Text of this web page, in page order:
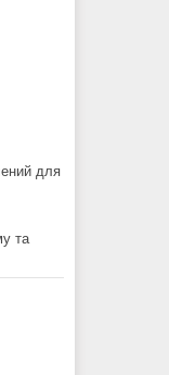
для
та